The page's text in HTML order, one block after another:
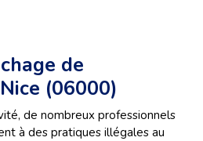
de
(06000)
de nombreux professionnels
à des pratiques illégales au